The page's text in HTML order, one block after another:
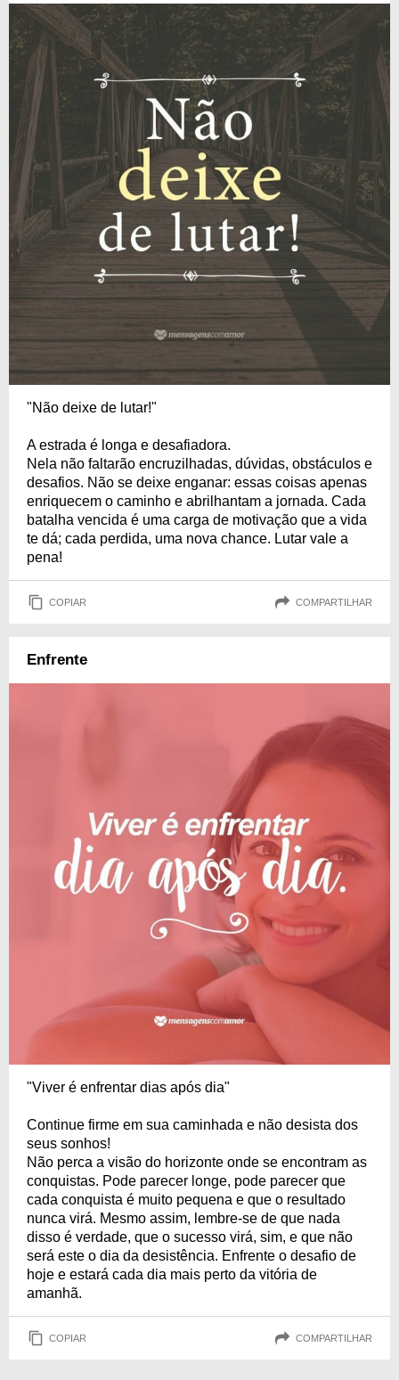
"Não deixe de lutar!"
A estrada é longa e desafiadora.
Nela não faltarão encruzilhadas, dúvidas, obstáculos e
desafios. Não se deixe enganar: essas coisas apenas
enriquecem o caminho e abrilhantam a jornada. Cada
batalha vencida é uma carga de motivação que a vida
te dá; cada perdida, uma nova chance. Lutar vale a
pena!
COPIAR COMPARTILHAR
Enfrente
"Viver é enfrentar dias após dia"
Continue firme em sua caminhada e não desista dos
seus sonhos!
Não perca a visão do horizonte onde se encontram as
conquistas. Pode parecer longe, pode parecer que
cada conquista é muito pequena e que o resultado
nunca virá. Mesmo assim, lembre-se de que nada
disso é verdade, que o sucesso virá, sim, e que não
será este o dia da desistência. Enfrente o desafio de
hoje e estará cada dia mais perto da vitória de
amanhã.
COPIAR COMPARTILHAR